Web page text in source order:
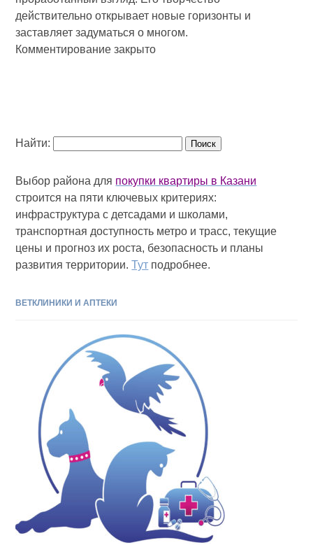
действительно открывает новые горизонты и
заставляет задуматься о многом.
Комментирование закрыто
Найти:
Выбор района для покупки квартиры в Казани
строится на пяти ключевых критериях:
инфраструктура с детсадами и школами,
транспортная доступность метро и трасс, текущие
цены и прогноз их роста, безопасность и планы
развития территории.Тут подробнее.
ВЕТКЛИНИКИ И АПТЕКИ